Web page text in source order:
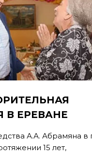
В ЕРЕВАНЕ
А.А. Абрамяна в
15 лет,